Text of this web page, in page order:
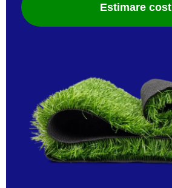
Estimare cost